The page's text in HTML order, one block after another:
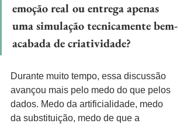
emoção real ou entrega apenas
uma simulação tecnicamente bem-
acabada de criatividade?
Durante muito tempo, essa discussão
avançou mais pelo medo do que pelos
dados. Medo da artificialidade, medo
da substituição, medo de que a